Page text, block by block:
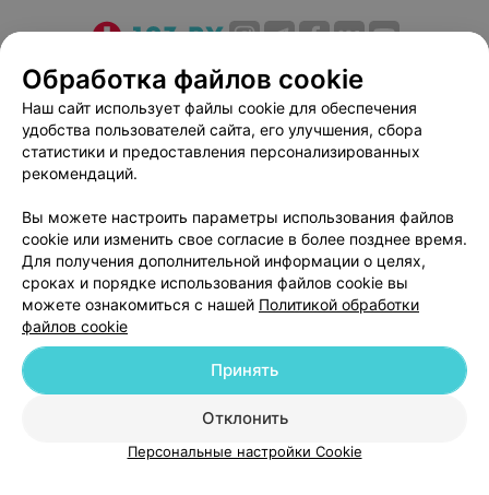
О проекте Новости проекта
Размещение рекламы
Медицинский маркетинг
Публичный договор
Пользовательское соглашение
Способы оплаты
Вакансии
Партнеры
Написать в поддержку
Персональные настройки cookie
Обработка персональных данных
г. Минск, улица Толбухина, 2, пом. 16 | help@103.by
ВЫ ВЛАДЕЛЕЦ?
Обработка файлов cookie
Наш сайт использует файлы cookie для обеспечения
удобства пользователей сайта, его улучшения, сбора
статистики и предоставления персонализированных
рекомендаций.
Вы можете настроить параметры использования файлов
cookie или изменить свое согласие в более позднее время.
Для получения дополнительной информации о целях,
сроках и порядке использования файлов cookie вы
можете ознакомиться с нашей Политикой обработки
файлов cookie
Отклонить
Принять
Персональные настройки Cookie